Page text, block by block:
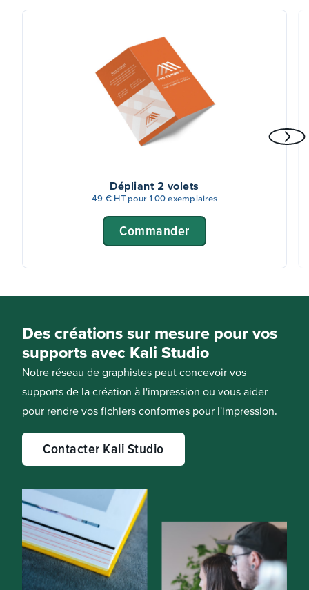
Dépliant 2 volets
49 € HT pour 100 exemplaires
Commander
Des créations sur mesure pour vos
supports avec Kali Studio
Notre réseau de graphistes peut concevoir vos
supports de la création à l'impression ou vous aider
pour rendre vos fichiers conformes pour l'impression.
Contacter Kali Studio